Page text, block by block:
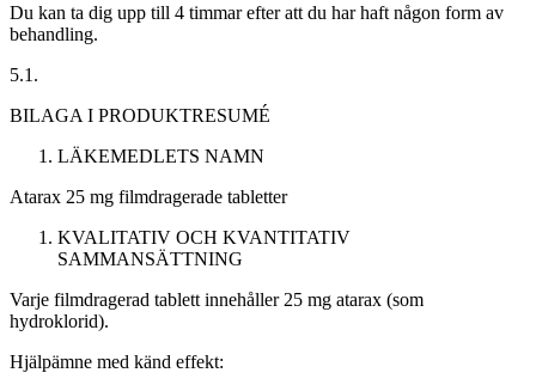
Du kan ta dig upp till 4 timmar efter att du har haft någon form av
behandling.
5.1.
BILAGA I PRODUKTRESUMÉ
LÄKEMEDLETS NAMN
Atarax 25 mg filmdragerade tabletter
KVALITATIV OCH KVANTITATIV
SAMMANSÄTTNING
Varje filmdragerad tablett innehåller 25 mg atarax (som
hydroklorid).
Hjälpämne med känd effekt: